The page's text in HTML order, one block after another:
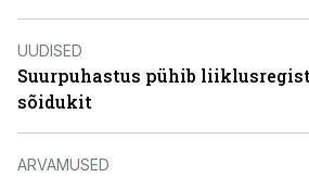
UUDISED
Suurpuhastus pühib
sõidukit
ARVAMUSED